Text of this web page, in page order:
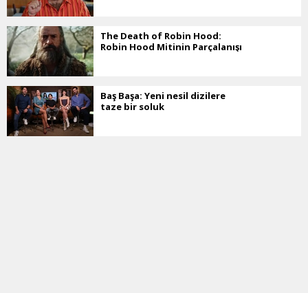
The Death of Robin Hood:
Robin Hood Mitinin Parçalanışı
Baş Başa: Yeni nesil dizilere
taze bir soluk